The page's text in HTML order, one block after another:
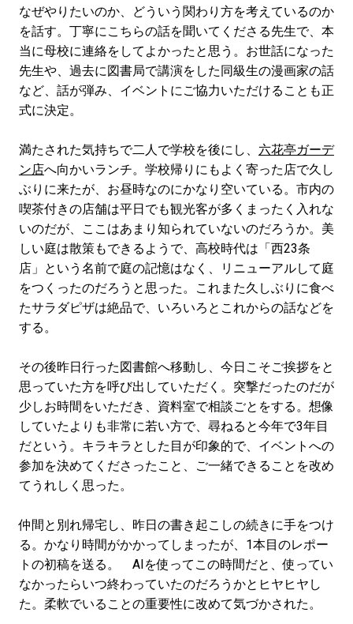
なぜやりたいのか、どういう関わり方を考えているのか
を話す。丁寧にこちらの話を聞いてくださる先生で、本
当に母校に連絡をしてよかったと思う。お世話になった
先生や、過去に図書局で講演をした同級生の漫画家の話
など、話が弾み、イベントにご協力いただけることも正
式に決定。
満たされた気持ちで二人で学校を後にし、 六花亭ガーデ
ン店へ向かいランチ。学校帰りにもよく寄った店で久し
ぶりに来たが、お昼時なのにかなり空いている。市内の
喫茶付きの店舗は平日でも観光客が多くまったく入れな
いのだが、ここはあまり知られていないのだろうか。美
しい庭は散策もできるようで、高校時代は「西23条
店」という名前で庭の記憶はなく、リニューアルして庭
をつくったのだろうと思った。これまた久しぶりに食べ
たサラダピザは絶品で、いろいろとこれからの話などを
する。
その後昨日行った図書館へ移動し、今日こそご挨拶をと
思っていた方を呼び出していただく。突撃だったのだが
少しお時間をいただき、資料室で相談ごとをする。想像
していたよりも非常に若い方で、尋ねると今年で3年目
だという。キラキラとした目が印象的で、イベントへの
参加を決めてくださったこと、ご一緒できることを改め
てうれしく思った。
仲間と別れ帰宅し、昨日の書き起こしの続きに手をつけ
る。かなり時間がかかってしまったが、1本目のレポー
トの初稿を送る。 AIを使ってこの時間だと、使ってい
なかったらいつ終わっていたのだろうかとヒヤヒヤし
た。柔軟でいることの重要性に改めて気づかされた。